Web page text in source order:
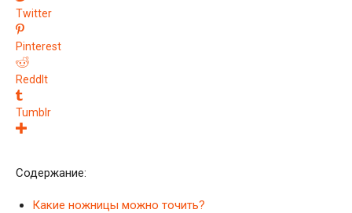
Twitter
Pinterest
ReddIt
Tumblr
Содержание:
Какие ножницы можно точить?